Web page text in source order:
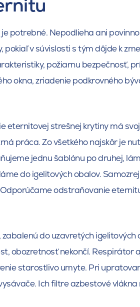
potrebné. Nepodlieha ani
v súvislosti s tým dôjde k
požiarnu bezpečnosť,
okna, zriadenie podkrovného
strešnej krytiny má
práca. Zo všetkého najskôr je
jednu šablónu po druhej,
do igelitových obalov.
odstraňovanie
do uzavretých igelitových
obozretnosť nekončí. Respirátor
starostlivo umyte. Pri
Ich filtre azbestové vlákna